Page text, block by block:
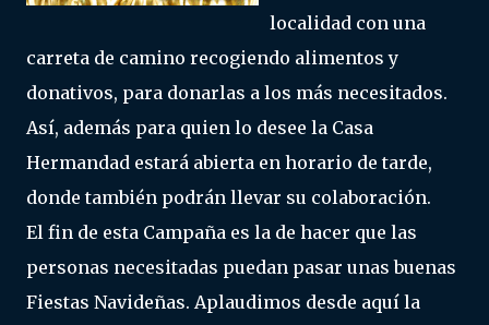
localidad con una
carreta de camino recogiendo alimentos y
donativos, para donarlas a los más necesitados.
Así, además para quien lo desee la Casa
Hermandad estará abierta en horario de tarde,
donde también podrán llevar su colaboración.
El fin de esta Campaña es la de hacer que las
personas necesitadas puedan pasar unas buenas
Fiestas Navideñas. Aplaudimos desde aquí la